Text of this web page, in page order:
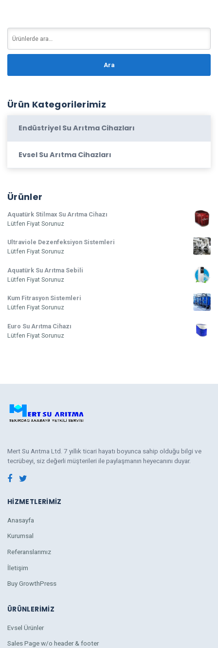
Ara
Ürün Kategorilerimiz
Endüstriyel Su Arıtma Cihazları
Evsel Su Arıtma Cihazları
Ürünler
Aquatürk Stilmax Su Arıtma Cihazı
Lütfen Fiyat Sorunuz
Ultraviole Dezenfeksiyon Sistemleri
Lütfen Fiyat Sorunuz
Aquatürk Su Arıtma Sebili
Lütfen Fiyat Sorunuz
Kum Fitrasyon Sistemleri
Lütfen Fiyat Sorunuz
Euro Su Arıtma Cihazı
Lütfen Fiyat Sorunuz
Mert Su Arıtma Ltd. 7 yıllık ticari hayatı boyunca sahip olduğu bilgi ve
tecrübeyi, siz değerli müşterileri ile paylaşmanın heyecanını duyar.
HIZMETLERIMIZ
Anasayfa
Kurumsal
Referanslarımız
İletişim
Buy GrowthPress
ÜRÜNLERIMIZ
Evsel Ürünler
Sales Page w/o header & footer